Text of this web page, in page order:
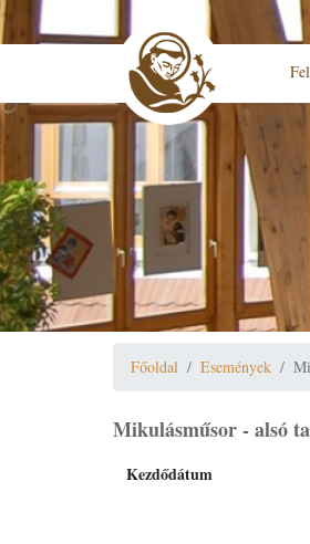
Főoldal Események
Mikulásműsor - alsó
Kezdődátum